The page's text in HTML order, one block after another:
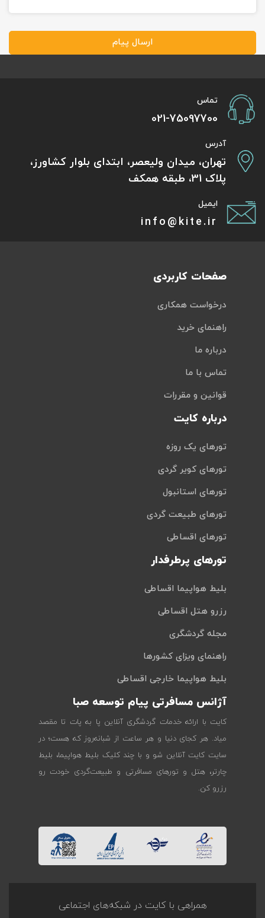
ارسال پیام
تماس
021-75097700
آدرس
تهران، میدان ولیعصر، ابتدای بلوار کشاورز،
پلاک 31، طبقه همکف
ایمیل
info@kite.ir
صفحات کاربردی
درخواست همکاری
راهنمای خرید
درباره ما
تماس با ما
قوانین و مقررات
درباره کایت
تورهای یک روزه
تورهای کویر گردی
تورهای استانبول
تورهای طبیعت گردی
تورهای اقساطی
تورهای پرطرفدار
بلیط هواپیما اقساطی
رزرو هتل اقساطی
مجله گردشگری
راهنمای ویزای کشورها
بلیط هواپیما خارجی اقساطی
آژانس مسافرتی پیام توسعه صبا
کایت با ارائه خدمات گردشگری آنلاین پا به پات تا مقصد
میاد. هر کجای دنیا و هر ساعت از شبانه‌روز که هست؛ در
سایت کایت آنلاین شو و با چند کلیک بلیط هواپیما، بلیط
چارتر، هتل و تورهای مسافرتی و طبیعت‌گردی خودت رو
رزرو کن.
همراهی با کایت در شبکه‌های اجتماعی